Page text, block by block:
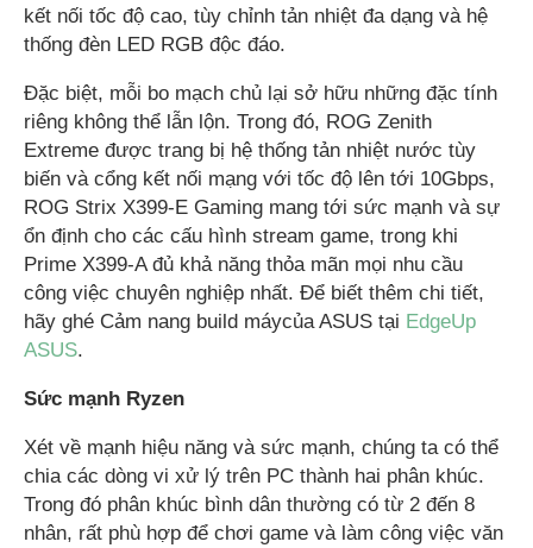
kết nối tốc độ cao, tùy chỉnh tản nhiệt đa dạng và hệ
thống đèn LED RGB độc đáo.
Đặc biệt, mỗi bo mạch chủ lại sở hữu những đặc tính
riêng không thể lẫn lộn. Trong đó, ROG Zenith
Extreme được trang bị hệ thống tản nhiệt nước tùy
biến và cổng kết nối mạng với tốc độ lên tới 10Gbps,
ROG Strix X399-E Gaming mang tới sức mạnh và sự
ổn định cho các cấu hình stream game, trong khi
Prime X399-A đủ khả năng thỏa mãn mọi nhu cầu
công việc chuyên nghiệp nhất. Để biết thêm chi tiết,
hãy ghé Cảm nang build máycủa ASUS tại EdgeUp
ASUS.
Sức mạnh Ryzen
Xét về mạnh hiệu năng và sức mạnh, chúng ta có thể
chia các dòng vi xử lý trên PC thành hai phân khúc.
Trong đó phân khúc bình dân thường có từ 2 đến 8
nhân, rất phù hợp để chơi game và làm công việc văn